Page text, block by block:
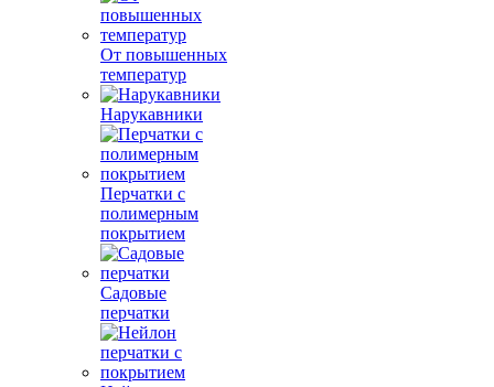
От повышенных
температур
Нарукавники
Перчатки с
полимерным
покрытием
Садовые
перчатки